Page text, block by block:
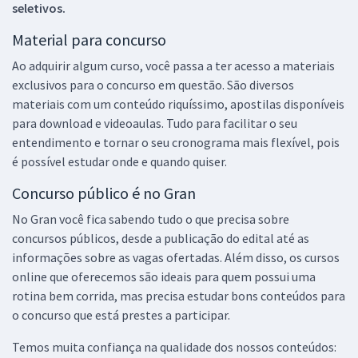
seletivos.
Material para concurso
Ao adquirir algum curso, você passa a ter acesso a materiais
exclusivos para o concurso em questão. São diversos
materiais com um conteúdo riquíssimo, apostilas disponíveis
para download e videoaulas. Tudo para facilitar o seu
entendimento e tornar o seu cronograma mais flexível, pois
é possível estudar onde e quando quiser.
Concurso público é no Gran
No Gran você fica sabendo tudo o que precisa sobre
concursos públicos, desde a publicação do edital até as
informações sobre as vagas ofertadas. Além disso, os cursos
online que oferecemos são ideais para quem possui uma
rotina bem corrida, mas precisa estudar bons conteúdos para
o concurso que está prestes a participar.
Temos muita confiança na qualidade dos nossos conteúdos: